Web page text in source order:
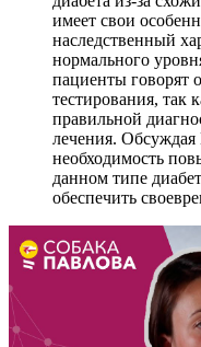
имеет свои
наследственный
нормального
пациенты говорят
тестирования, так
правильной
лечения.
необходимость
данном типе
обеспечить